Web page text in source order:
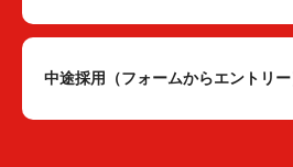
中途採用（フォームからエントリー